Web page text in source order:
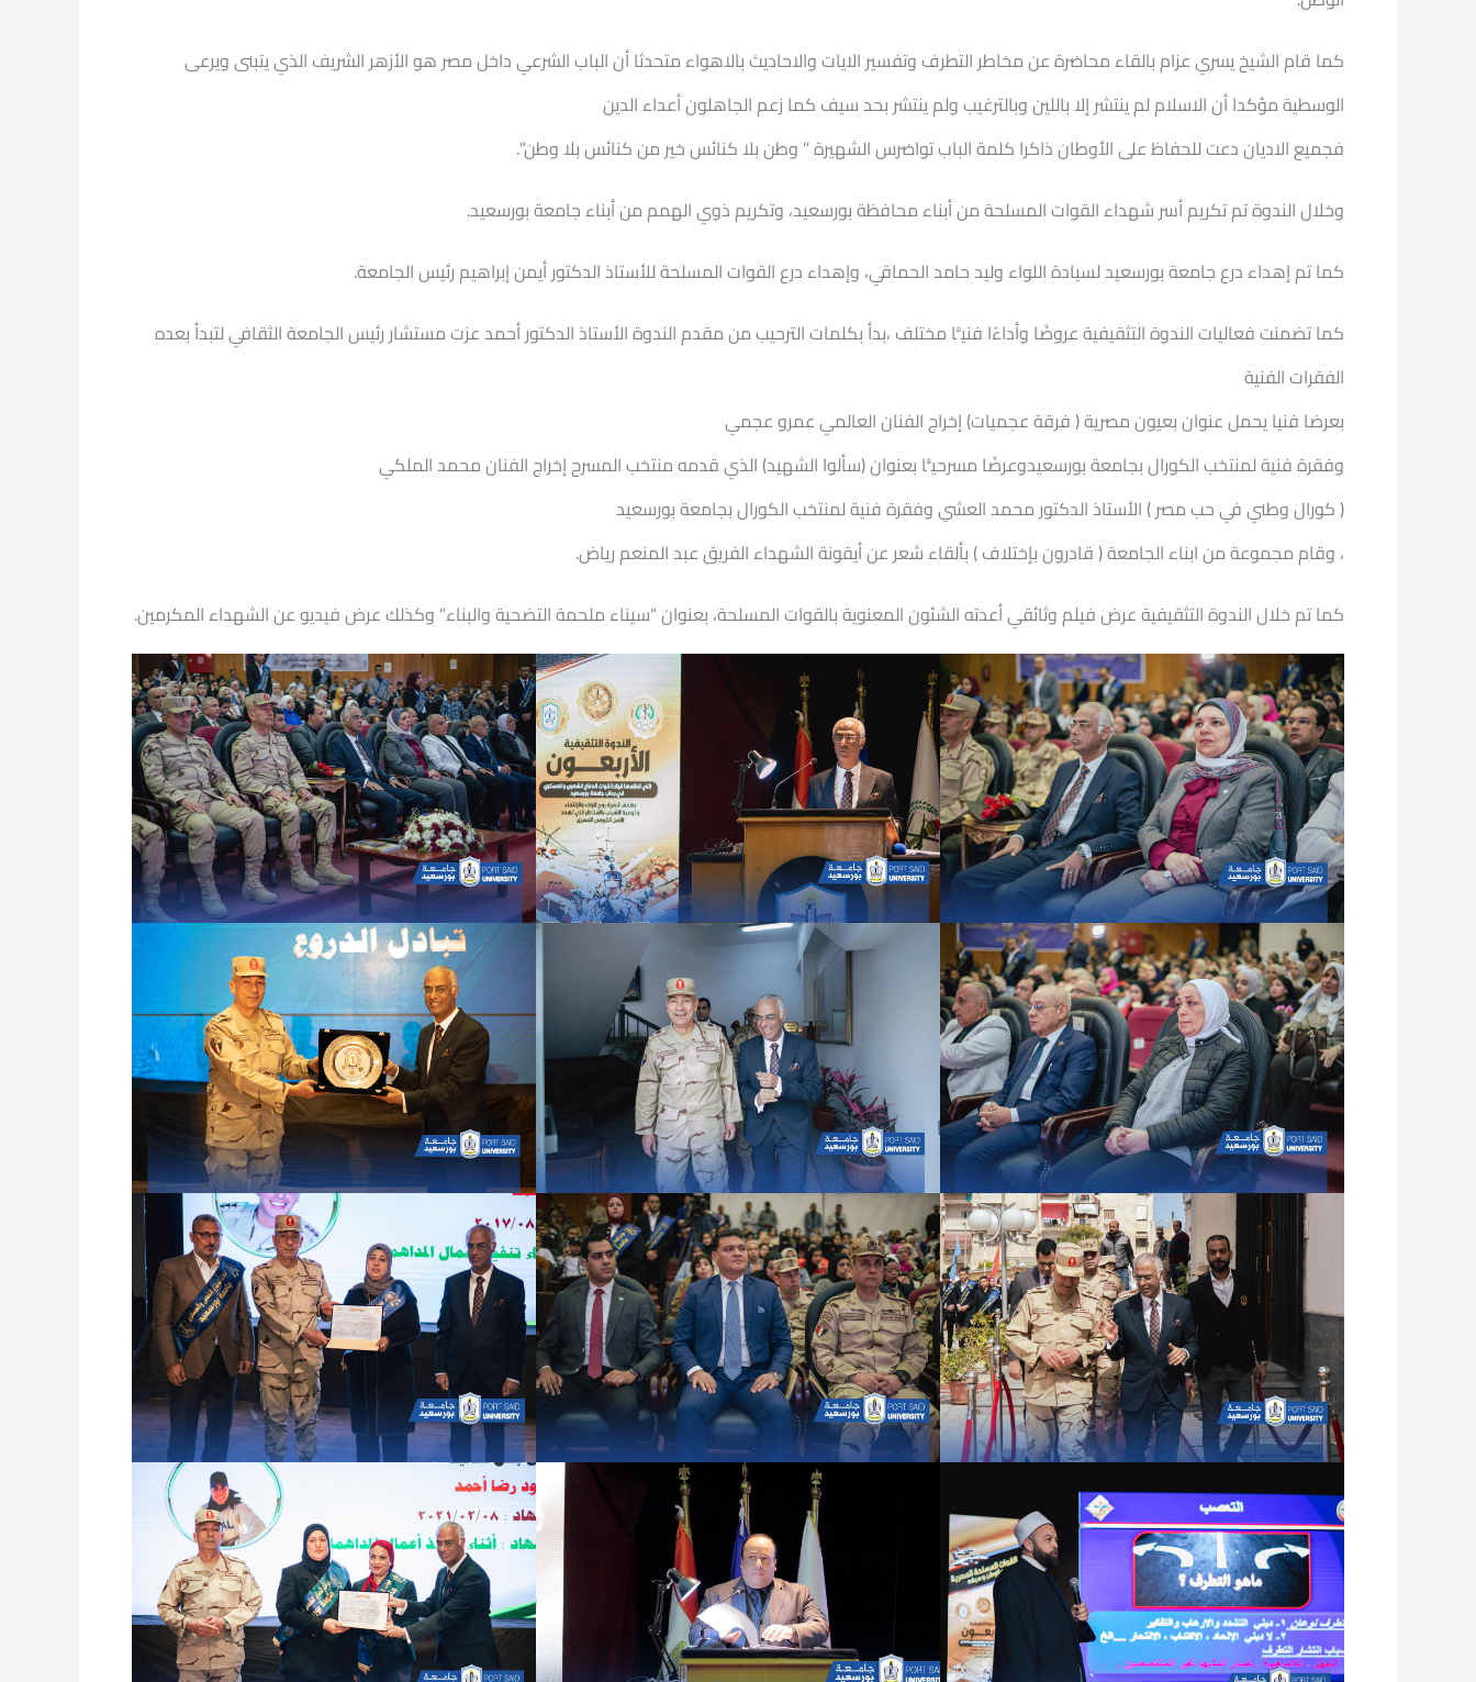
كما قام الشيخ يسري عزام بالقاء محاضرة عن مخاطر التطرف وتفسير الايات والاحاديث بالاهواء متحدثا أن الباب الشرعي داخل مصر هو الأزهر الشريف الذي يتبنى ويرعى
الوسطية مؤكدا أن الاسلام لم ينتشر إلا باللين وبالترغيب ولم ينتشر بحد سيف كما زعم الجاهلون أعداء الدين
فجميع الاديان دعت للحفاظ على الأوطان ذاكرا كلمة الباب تواضرس الشهيرة ” وطن بلا كنائس خير من كنائس بلا وطن”.
وخلال الندوة تم تكريم أسر شهداء القوات المسلحة من أبناء محافظة بورسعيد، وتكريم ذوي الهمم من أبناء جامعة بورسعيد.
كما تم إهداء درع جامعة بورسعيد لسيادة اللواء وليد حامد الحماقي، وإهداء درع القوات المسلحة للأستاذ الدكتور أيمن إبراهيم رئيس الجامعة.
كما تضمنت فعاليات الندوة التثقيفية عروضًا وأداءًا فنيًّا مختلف ،بدأ بكلمات الترحيب من مقدم الندوة الأستاذ الدكتور أحمد عزت مستشار رئيس الجامعة الثقافي لتبدأ بعده
الفقرات الفنية
بعرضا فنيا يحمل عنوان بعيون مصرية ( فرقة عجميات) إخراج الفنان العالمي عمرو عجمي
وفقرة فنية لمنتخب الكورال بجامعة بورسعيدوعرضًا مسرحيًّا بعنوان (سألوا الشهيد) الذي قدمه منتخب المسرح إخراج الفنان محمد الملكي
( كورال وطني في حب مصر ) الأستاذ الدكتور محمد العشي وفقرة فنية لمنتخب الكورال بجامعة بورسعيد
، وقام مجموعة من ابناء الجامعة ( قادرون بإختلاف ) بألقاء شعر عن أيقونة الشهداء الفريق عبد المنعم رياض.
كما تم خلال الندوة التثقيفية عرض فيلم وثائقي أعدته الشئون المعنوية بالقوات المسلحة، بعنوان “سيناء ملحمة التضحية والبناء” وكذلك عرض فيديو عن الشهداء المكرمين.